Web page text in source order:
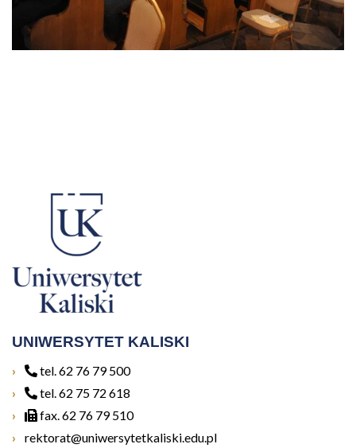
UNIWERSYTET KALISKI
tel. 62 76 79 500
tel. 62 75 72 618
fax. 62 76 79 510
rektorat@uniwersytetkaliski.edu.pl